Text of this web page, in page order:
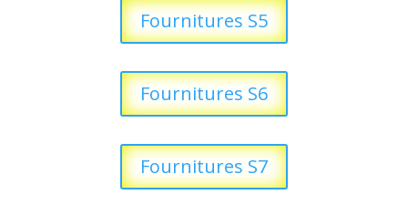
Fournitures S5
Fournitures S6
Fournitures S7